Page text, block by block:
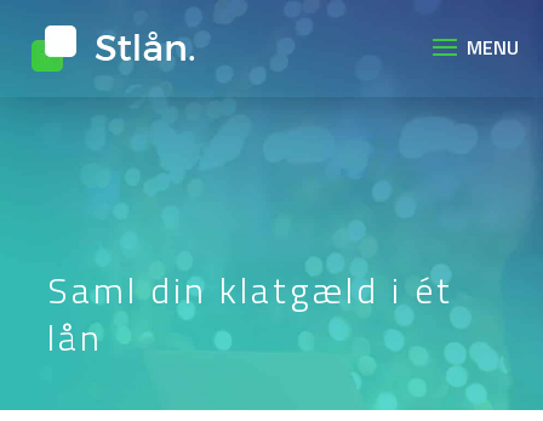
Saml din klatgæld i ét
lån